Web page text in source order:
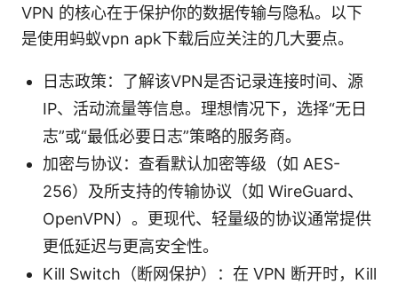
VPN 的核心在于保护你的数据传输与隐私。以下
是使用蚂蚁vpn apk下载后应关注的几大要点。
日志政策：了解该VPN是否记录连接时间、源
IP、活动流量等信息。理想情况下，选择“无日
志”或“最低必要日志”策略的服务商。
加密与协议：查看默认加密等级（如 AES-
256）及所支持的传输协议（如 WireGuard、
OpenVPN）。更现代、轻量级的协议通常提供
更低延迟与更高安全性。
Kill Switch（断网保护）：在 VPN 断开时，Kill